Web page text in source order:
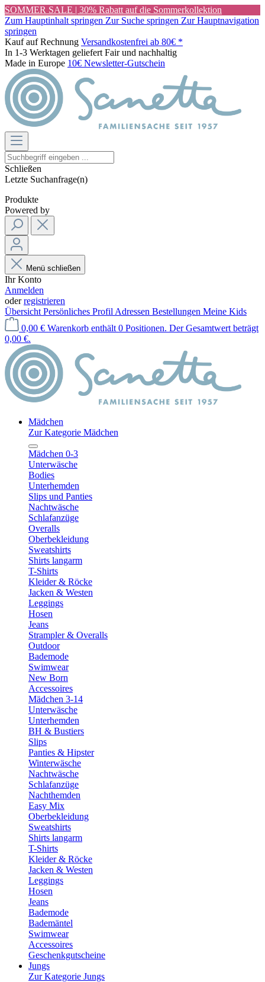
SOMMER SALE | 30% Rabatt auf die Sommerkollektion
Zum Hauptinhalt springen Zur Suche springen Zur Hauptnavigation
springen
Kauf auf Rechnung Versandkostenfrei ab 80€ *
In 1-3 Werktagen geliefert Fair und nachhaltig
Made in Europe 10€ Newsletter-Gutschein
Schließen
Letzte Suchanfrage(n)
Produkte
Powered by
Menü schließen
Ihr Konto
Anmelden
oderregistrieren
Übersicht Persönliches Profil Adressen Bestellungen Meine Kids
0,00 € Warenkorb enthält 0 Positionen. Der Gesamtwert beträgt
0,00 €.
Mädchen
Zur Kategorie Mädchen
Mädchen 0-3
Unterwäsche
Bodies
Unterhemden
Slips und Panties
Nachtwäsche
Schlafanzüge
Overalls
Oberbekleidung
Sweatshirts
Shirts langarm
T-Shirts
Kleider & Röcke
Jacken & Westen
Leggings
Hosen
Jeans
Strampler & Overalls
Outdoor
Bademode
Swimwear
New Born
Accessoires
Mädchen 3-14
Unterwäsche
Unterhemden
BH & Bustiers
Slips
Panties & Hipster
Winterwäsche
Nachtwäsche
Schlafanzüge
Nachthemden
Easy Mix
Oberbekleidung
Sweatshirts
Shirts langarm
T-Shirts
Kleider & Röcke
Jacken & Westen
Leggings
Hosen
Jeans
Bademode
Bademäntel
Swimwear
Accessoires
Geschenkgutscheine
Jungs
Zur Kategorie Jungs